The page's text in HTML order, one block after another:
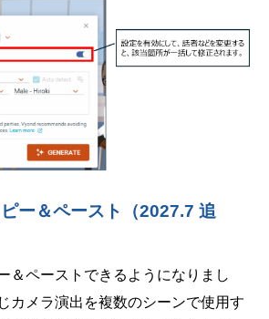
ー＆ペースト（2027.7 追
＆ペーストできるようになりまし
カメラ演出を複数のシーンで使用す